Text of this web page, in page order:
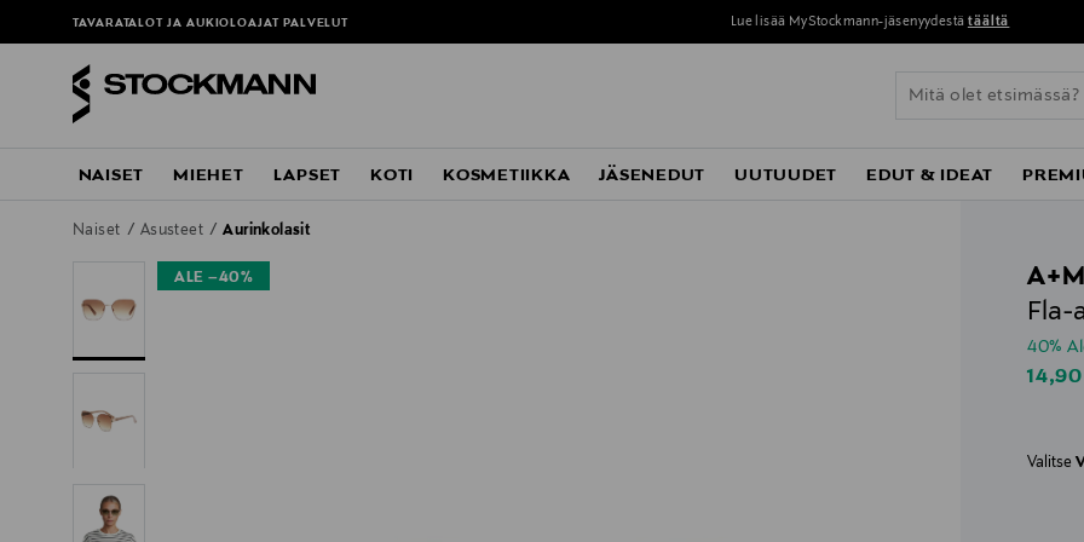
TAVARATALOT JA AUKIOLOAJAT PALVELUT Lue lisää MyStockmann-jäsenyydestä täältä
NAISET MIEHET LAPSET KOTI KOSMETIIKKA JÄSENEDUT UUTUUDET EDUT & IDEAT
Naiset Asusteet Aurinkolasit
ALE –40%
Fla-
40%
Valitse